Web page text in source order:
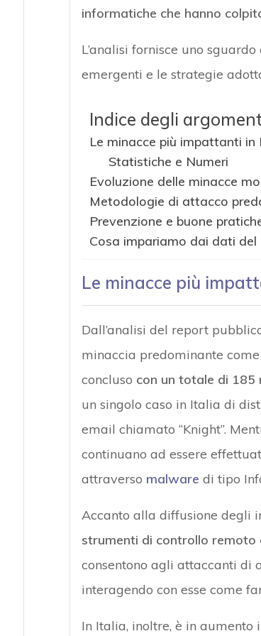
informatiche che hanno
L’analisi fornisce uno
emergenti e le strategie
Indice degli
Le minacce più impattanti in
Statistiche e Numeri
Evoluzione delle minacce
Metodologie di attacco
Prevenzione e buone
Cosa impariamo dai dati
Le minacce più
Dall’analisi del report
minaccia predominante
concluso con un totale di 185
un singolo caso in Italia di
email chiamato “Knight”.
continuano ad essere
attraverso malware di tipo
Accanto alla diffusione degli
strumenti di controllo remoto
consentono agli attaccanti di
interagendo con esse come
In Italia, inoltre, è in aumento